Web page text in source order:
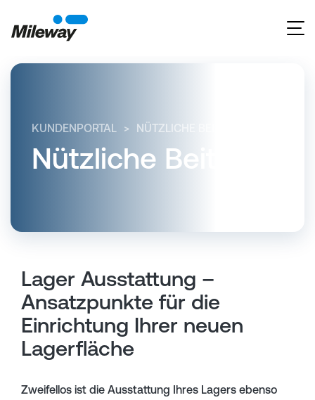
KUNDENPORTAL NÜTZLICHE BEITRÄGE
Nützliche Beiträge
Lager Ausstattung –
Ansatzpunkte für die
Einrichtung Ihrer neuen
Lagerfläche
Zweifellos ist die Ausstattung Ihres Lagers ebenso